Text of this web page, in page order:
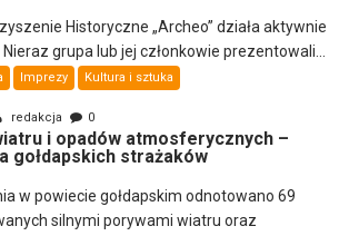
Historyczne „Archeo” działa aktywnie
grupa lub jej członkowie prezentowali...
Imprezy Kultura i sztuka
redakcja 0
i opadów atmosferycznych –
gołdapskich strażaków
w powiecie gołdapskim odnotowano 69
silnymi porywami wiatru oraz